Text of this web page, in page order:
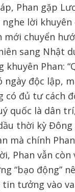
Phan gặp
nghe lời
mới chuyển
sang Nhật
Phan:
ngày độc lập,
có đủ tư cách
quốc là dân
thời kỳ Đông
mà chính
Phan vẫn còn
“bạo động”
tưởng vào